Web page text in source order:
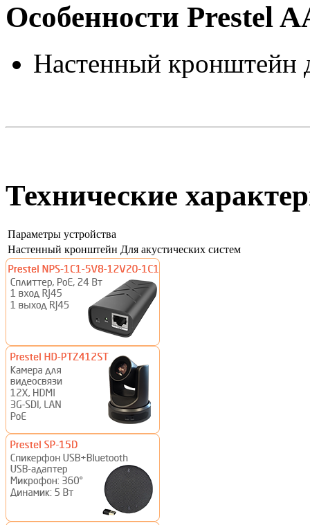
Особенности Prestel
Настенный кронштейн
Технические
Параметры устройства
Настенный кронштейн Для акустических систем